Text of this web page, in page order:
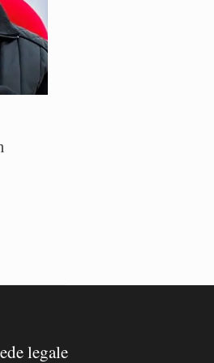
legale